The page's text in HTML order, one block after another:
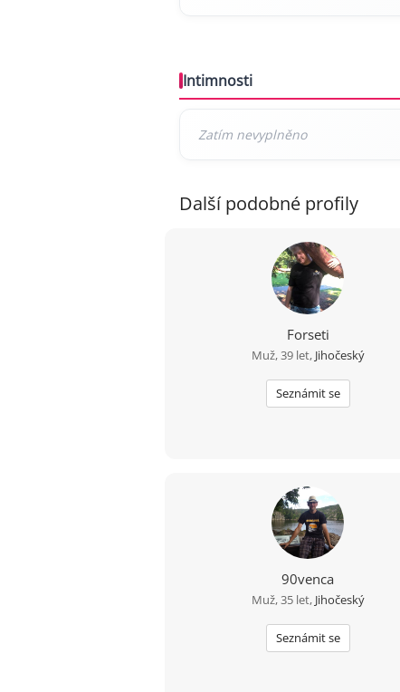
Intimnosti
Další podobné profily
Forseti
Muž, 39 let, Jihočeský
Seznámit se
90venca
Muž, 35 let, Jihočeský
Seznámit se